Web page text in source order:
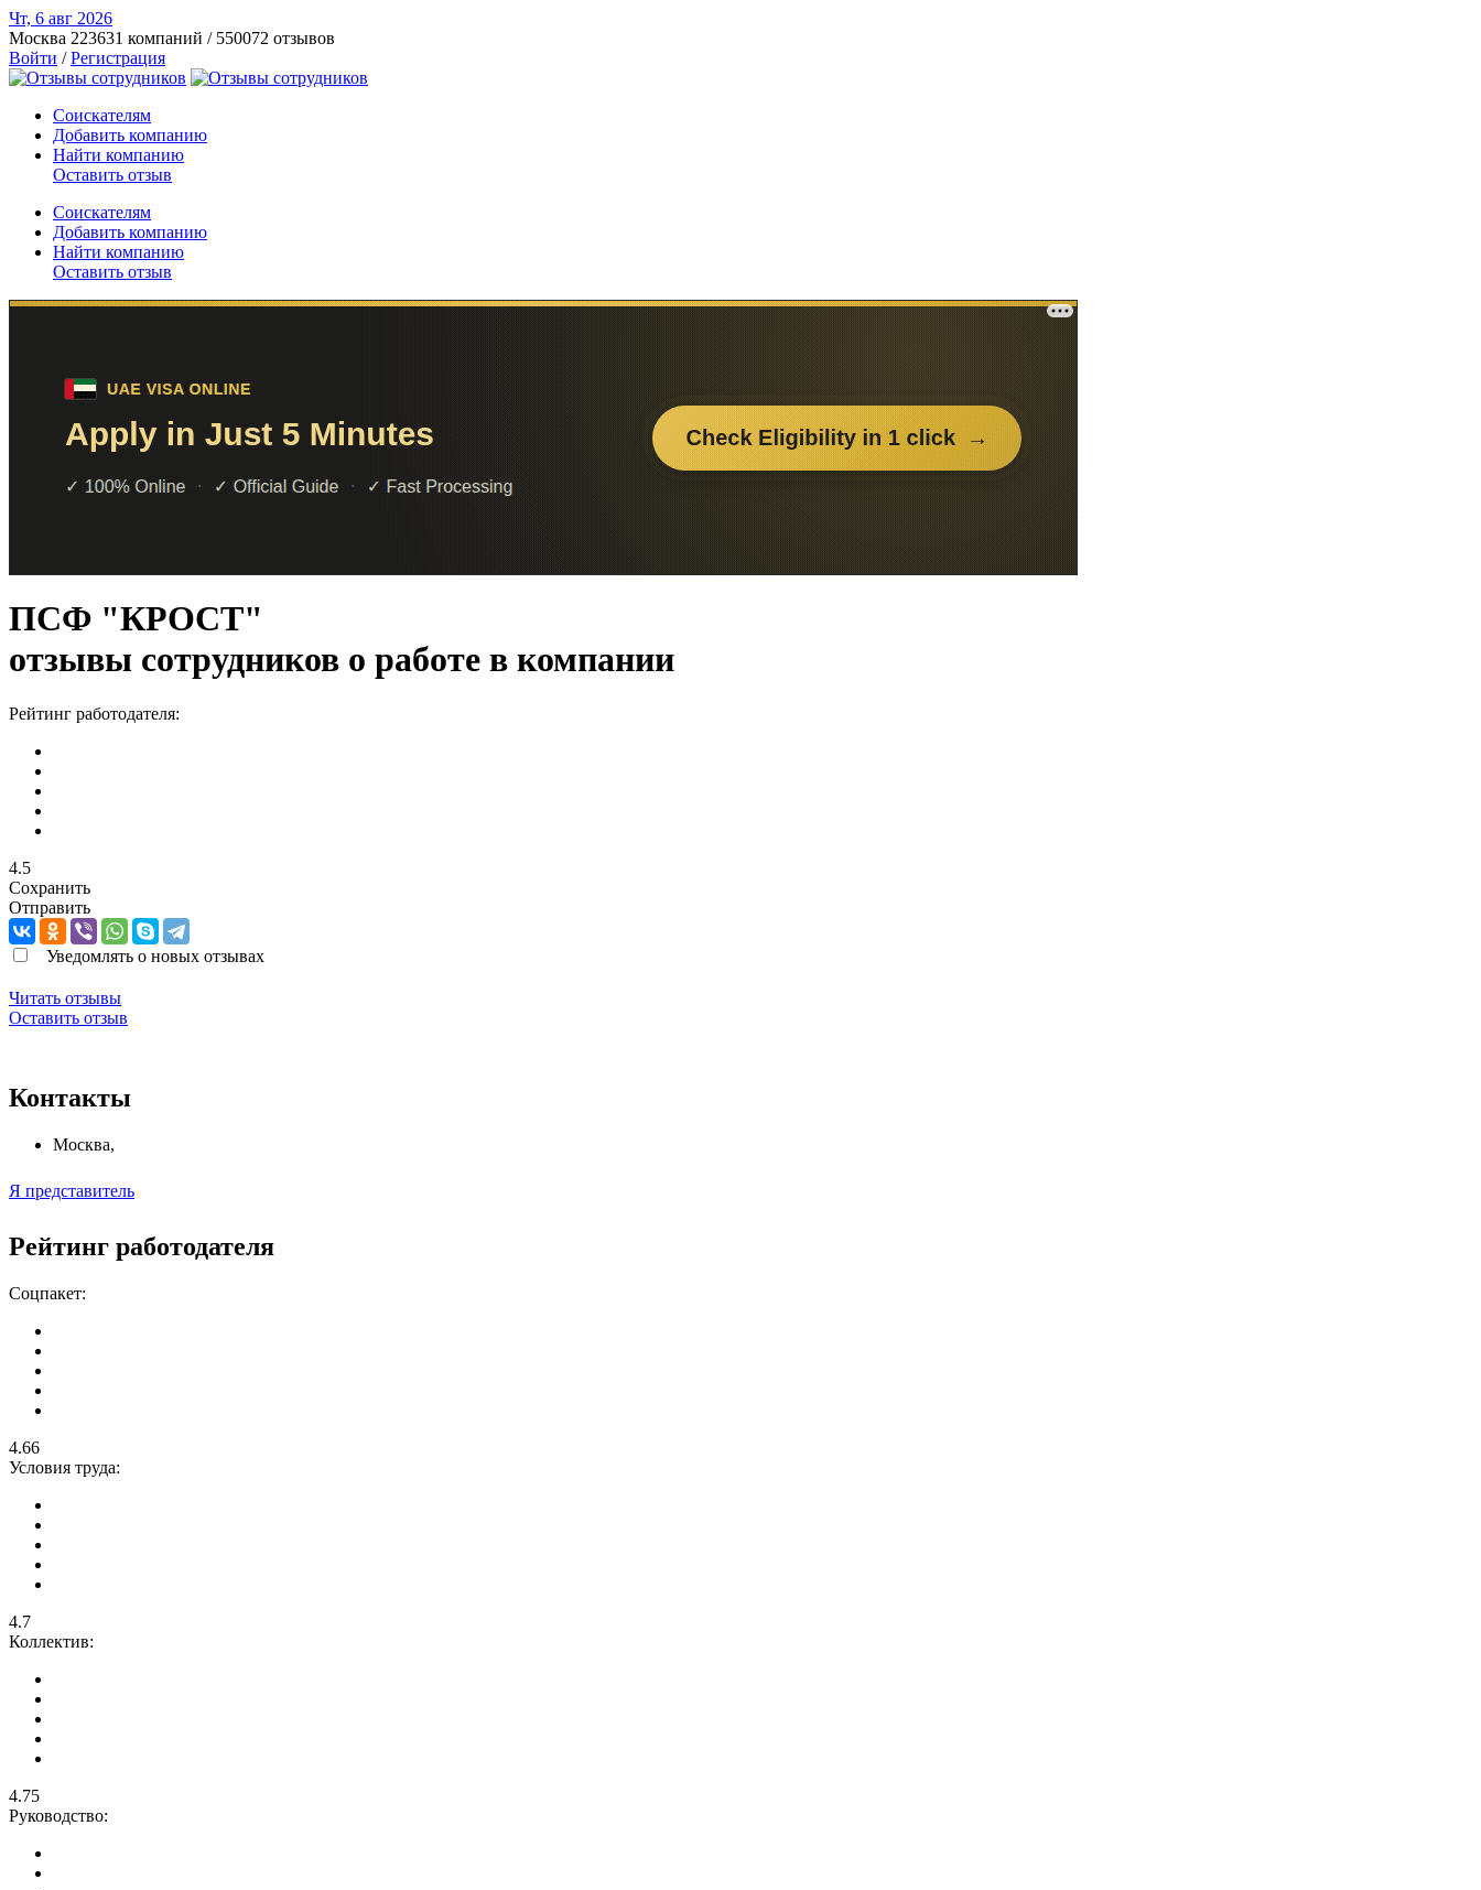
Чт, 6 авг 2026
Москва 223631 компаний / 550072 отзывов
Войти /Регистрация
Соискателям
Добавить компанию
Найти компанию
Оставить отзыв
Соискателям
Добавить компанию
Найти компанию
Оставить отзыв
ПСФ "КРОСТ"
отзывы сотрудников о работе в компании
Рейтинг работодателя:
4.5
Сохранить
Отправить
Уведомлять о новых отзывах
Читать отзывы
Оставить отзыв
Контакты
Москва,
Я представитель
Рейтинг работодателя
Соцпакет:
4.66
Условия труда:
4.7
Коллектив:
4.75
Руководство: